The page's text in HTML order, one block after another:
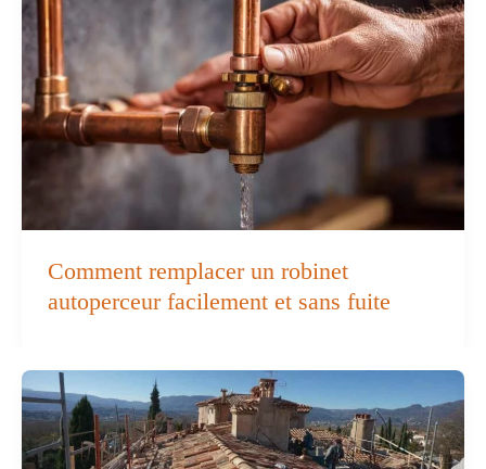
Comment remplacer un robinet
autoperceur facilement et sans fuite